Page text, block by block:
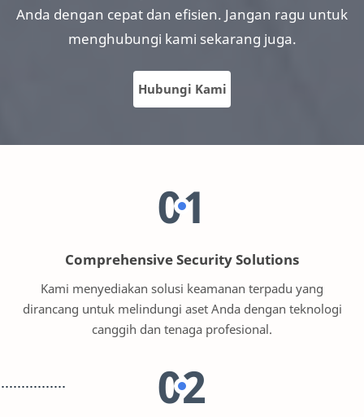
Anda dengan cepat dan efisien. Jangan ragu untuk
menghubungi kami sekarang juga.
Hubungi Kami
01
Comprehensive Security Solutions
Kami menyediakan solusi keamanan terpadu yang
dirancang untuk melindungi aset Anda dengan teknologi
canggih dan tenaga profesional.
02